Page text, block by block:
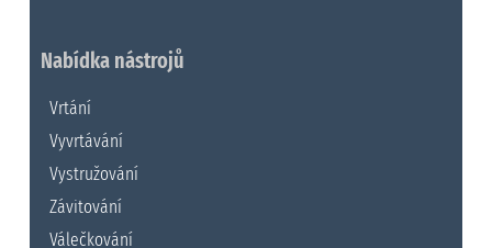
Nabídka nástrojů
Vrtání
Vyvrtávání
Vystružování
Závitování
Válečkování